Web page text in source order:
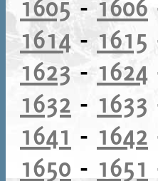
1605 -1606
1614- 1615
1623 - 1624
1632 - 1633
1641 - 1642
1650 - 1651